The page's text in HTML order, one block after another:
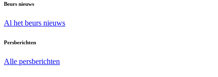
Beurs nieuws
Al het beurs nieuws
Persberichten
Alle persberichten